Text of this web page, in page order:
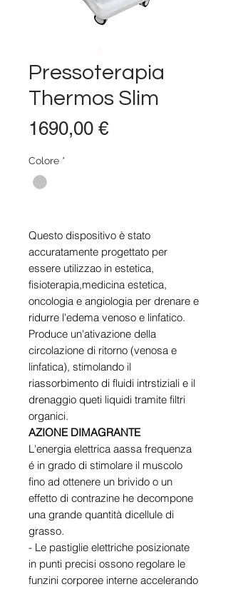
Pressoterapia
Thermos Slim
1690,00 €Prezzo
Colore *
Questo dispositivo è stato
accuratamente progettato per
essere utilizzao in estetica,
fisioterapia,medicina estetica,
oncologia e angiologia per drenare e
ridurre l'edema venoso e linfatico.
Produce un'ativazione della
circolazione di ritorno (venosa e
linfatica), stimolando il
riassorbimento di fluidi intrstiziali e il
drenaggio queti liquidi tramite filtri
organici.
AZIONE DIMAGRANTE
L'energia elettrica aassa frequenza
é in grado di stimolare il muscolo
fino ad ottenere un brivido o un
effetto di contrazine he decompone
una grande quantità dicellule di
grasso.
- Le pastiglie elettriche posizionate
in punti precisi ossono regolare le
funzini corporee interne accelerando